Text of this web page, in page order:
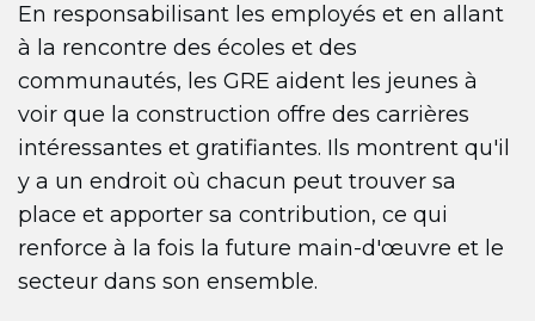
En responsabilisant les employés et en allant
à la rencontre des écoles et des
communautés, les GRE aident les jeunes à
voir que la construction offre des carrières
intéressantes et gratifiantes. Ils montrent qu'il
y a un endroit où chacun peut trouver sa
place et apporter sa contribution, ce qui
renforce à la fois la future main-d'œuvre et le
secteur dans son ensemble.